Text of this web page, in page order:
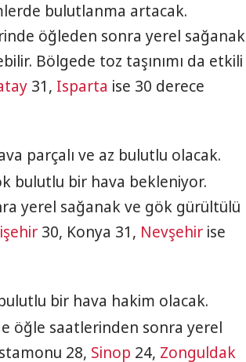
bulutlanma artacak.
öğleden sonra yerel sağanak
Bölgede toz taşınımı da etkili
31, Isparta ise 30 derece
parçalı ve az bulutlu olacak.
bulutlu bir hava bekleniyor.
yerel sağanak ve gök gürültülü
30, Konya 31, Nevşehir ise
bir hava hakim olacak.
öğle saatlerinden sonra yerel
28, Sinop 24, Zonguldak